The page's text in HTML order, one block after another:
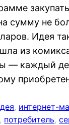
сумму не
Идея
из
— каждый
, интернет-
, потребитель,